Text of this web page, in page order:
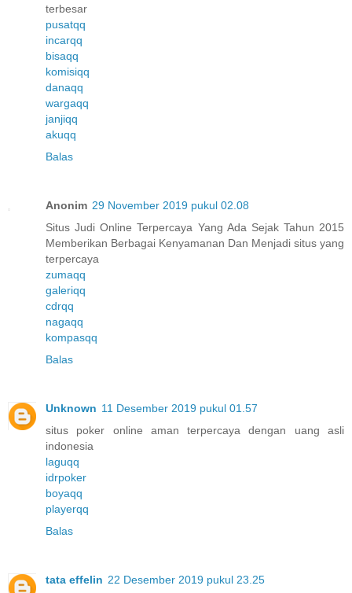
terbesar
pusatqq
incarqq
bisaqq
komisiqq
danaqq
wargaqq
janjiqq
akuqq
Balas
Anonim 29 November 2019 pukul 02.08
Situs Judi Online Terpercaya Yang Ada Sejak Tahun 2015
Memberikan Berbagai Kenyamanan Dan Menjadi situs yang
terpercaya
zumaqq
galeriqq
cdrqq
nagaqq
kompasqq
Balas
Unknown 11 Desember 2019 pukul 01.57
situs poker online aman terpercaya dengan uang asli
indonesia
laguqq
idrpoker
boyaqq
playerqq
Balas
tata effelin 22 Desember 2019 pukul 23.25